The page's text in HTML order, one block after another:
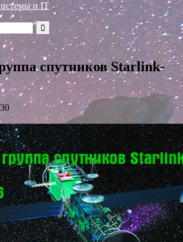
и IT
спутников Starlink-